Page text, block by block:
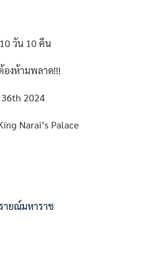
วัน 10 คืน
องห้ามพลาด!!!
36th 2024
Narai’s Palace
ายณ์มหาราช